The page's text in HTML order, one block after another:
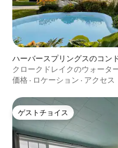
ハーバースプリングスのコン
クロークドレイクのウォータ
名様用
価格 · ロケーション · アクセス
ゲストチョイス
ゲストチョイス